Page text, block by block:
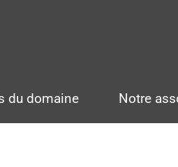
du domaine Notre